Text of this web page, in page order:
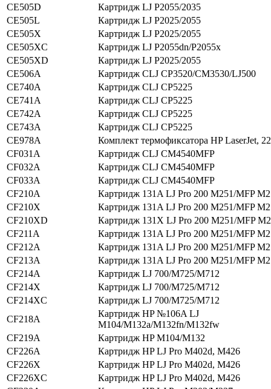
CE505D
Картридж LJ P2055/2035
CE505L
Картридж LJ P2025/2055
CE505X
Картридж LJ P2025/2055
CE505XC
Картридж LJ P2055dn/P2055x
CE505XD
Картридж LJ P2025/2055
CE506A
Картридж CLJ CP3520/CM3530/LJ500
CE740A
Картридж CLJ CP5225
CE741A
Картридж CLJ CP5225
CE742A
Картридж CLJ CP5225
CE743A
Картридж CLJ CP5225
CE978A
Комплект термофиксатора HP LaserJet,
CF031A
Картридж CLJ CM4540MFP
CF032A
Картридж CLJ CM4540MFP
CF033A
Картридж CLJ CM4540MFP
CF210A
Картридж 131A LJ Pro 200 M251/MFP
CF210X
Картридж 131A LJ Pro 200 M251/MFP
CF210XD
Картридж 131X LJ Pro 200 M251/MFP
CF211A
Картридж 131A LJ Pro 200 M251/MFP
CF212A
Картридж 131A LJ Pro 200 M251/MFP
CF213A
Картридж 131A LJ Pro 200 M251/MFP
CF214A
Картридж LJ 700/M725/M712
CF214X
Картридж LJ 700/M725/M712
CF214XC
Картридж LJ 700/M725/M712
CF218A
Картридж HP №106A LJ
M104/M132a/M132fn/M132fw
CF219A
Картридж HP M104/M132
CF226A
Картридж HP LJ Pro M402d, M426
CF226X
Картридж HP LJ Pro M402d, M426
CF226XC
Картридж HP LJ Pro M402d, M426